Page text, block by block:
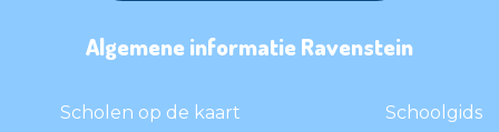
Algemene informatie Ravenstein
Scholen op de kaart Schoolgids